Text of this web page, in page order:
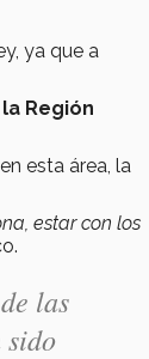
ya que a
Región
esta área, la
estar con los
las
sido